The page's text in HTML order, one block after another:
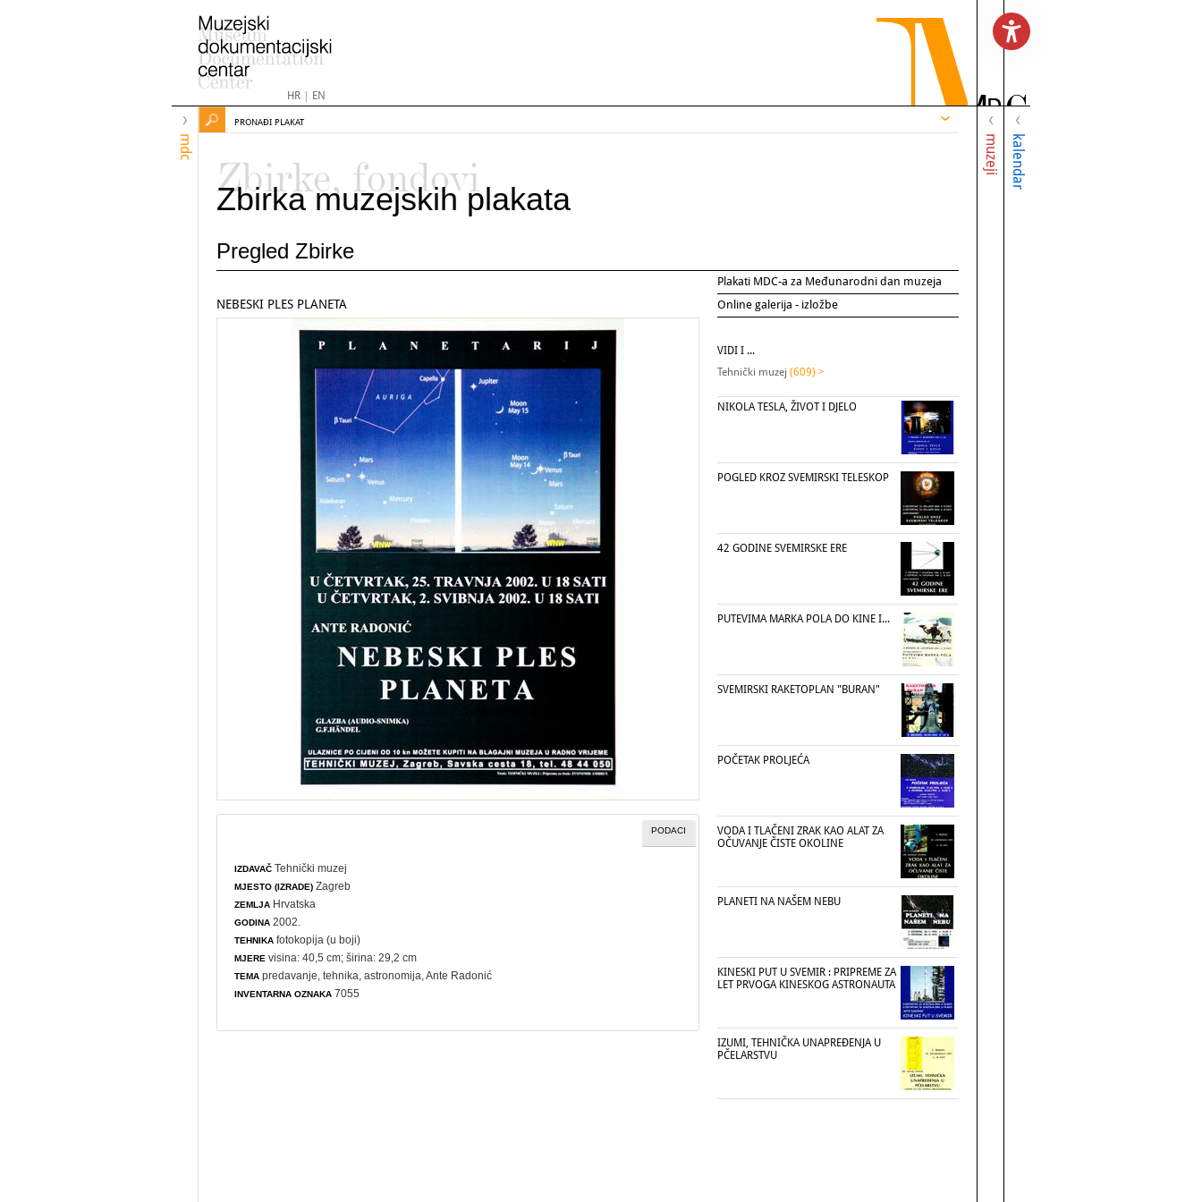
HR| EN
mdc muzeji kalendar
PRONAĐI PLAKAT
Zbirke, fondovi
Zbirka muzejskih plakata
Pregled Zbirke
Plakati MDC-a za Međunarodni dan muzeja
Online galerija - izložbe
NEBESKI PLES PLANETA
PODACI
IZDAVAČ Tehnički muzej
MJESTO (IZRADE) Zagreb
ZEMLJA Hrvatska
GODINA 2002.
TEHNIKA fotokopija (u boji)
MJERE visina: 40,5 cm; širina: 29,2 cm
TEMA predavanje ,tehnika ,astronomija , Ante Radonić
INVENTARNA OZNAKA 7055
VIDI I ...
Tehnički muzej (609) >
NIKOLA TESLA, ŽIVOT I DJELO
POGLED KROZ SVEMIRSKI TELESKOP
42 GODINE SVEMIRSKE ERE
PUTEVIMA MARKA POLA DO KINE I...
SVEMIRSKI RAKETOPLAN "BURAN"
POČETAK PROLJEĆA
VODA I TLAČENI ZRAK KAO ALAT ZA
OČUVANJE ČISTE OKOLINE
PLANETI NA NAŠEM NEBU
KINESKI PUT U SVEMIR : PRIPREME ZA
LET PRVOGA KINESKOG ASTRONAUTA
IZUMI, TEHNIČKA UNAPREĐENJA U
PČELARSTVU